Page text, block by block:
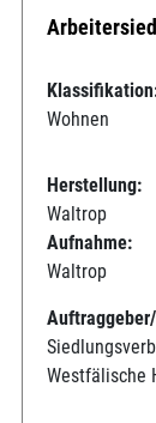
Wohnen
Herstellung:
Waltrop
Aufnahme:
Waltrop
Westfälische